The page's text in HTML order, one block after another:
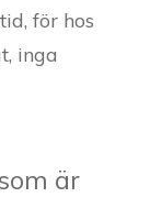
för hos
inga
är